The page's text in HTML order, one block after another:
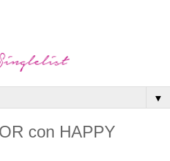
▼
con HAPPY